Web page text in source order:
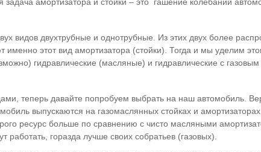
задача амортизатора и стойки – это гашение колебаний
видов двухтрубные и однотрубные. Из этих двух более
именно этот вид амортизатора (стойки). Тогда и мы уделим
гидравлические (масляные) и гидравлические с
теперь давайте попробуем выбрать на наш автомобиль.
выпускаются на газомаслянных стойках и
ресурс больше по сравнению с чисто масляными
работать, горазда лучше своих собратьев (газовых).